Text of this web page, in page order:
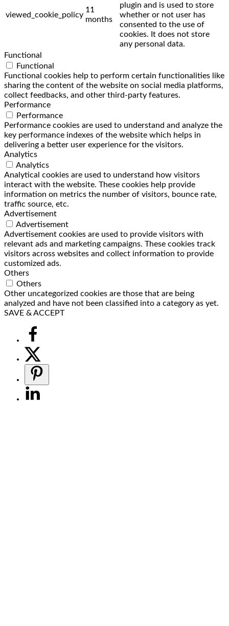
viewed_cookie_policy
11
months
plugin and is used to store
whether or not user has
consented to the use of
cookies. It does not store
any personal data.
Functional
Functional
Functional cookies help to perform certain functionalities like
sharing the content of the website on social media platforms,
collect feedbacks, and other third-party features.
Performance
Performance
Performance cookies are used to understand and analyze the
key performance indexes of the website which helps in
delivering a better user experience for the visitors.
Analytics
Analytics
Analytical cookies are used to understand how visitors
interact with the website. These cookies help provide
information on metrics the number of visitors, bounce rate,
traffic source, etc.
Advertisement
Advertisement
Advertisement cookies are used to provide visitors with
relevant ads and marketing campaigns. These cookies track
visitors across websites and collect information to provide
customized ads.
Others
Others
Other uncategorized cookies are those that are being
analyzed and have not been classified into a category as yet.
SAVE & ACCEPT